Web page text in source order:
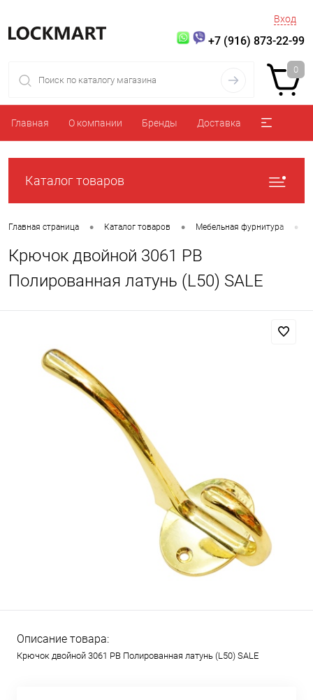
Вход
+7 (916) 873-22-99
0
Главная О компании Бренды Доставка
Каталог товаров
Главная страница • Каталог товаров • Мебельная фурнитура •
Крючок двойной 3061 PB
Полированная латунь (L50) SALE
Описание товара:
Крючок двойной 3061 PB Полированная латунь (L50) SALE